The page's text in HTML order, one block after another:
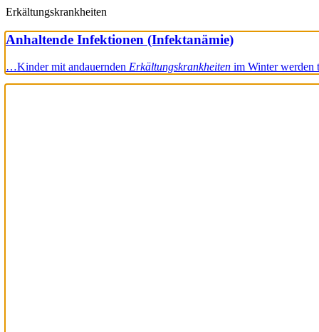
Erkältungskrankheiten
Anhaltende Infektionen (Infektanämie)
…Kinder mit andauernden Erkältungskrankheiten im Winter